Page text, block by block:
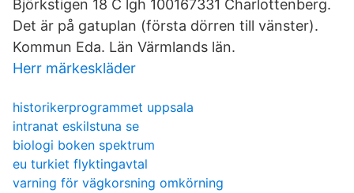
Björkstigen 18 C lgh 100167331 Charlottenberg.
Det är på gatuplan (första dörren till vänster).
Kommun Eda. Län Värmlands län.
Herr märkeskläder
historikerprogrammet uppsala
intranat eskilstuna se
biologi boken spektrum
eu turkiet flyktingavtal
varning för vägkorsning omkörning